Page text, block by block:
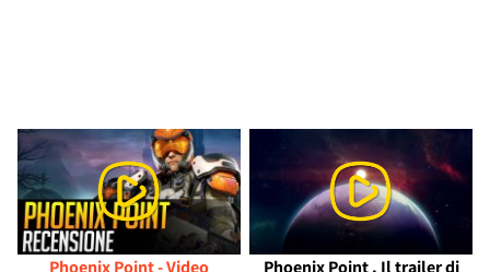
Phoenix Point - Video Phoenix Point . Il trailer di